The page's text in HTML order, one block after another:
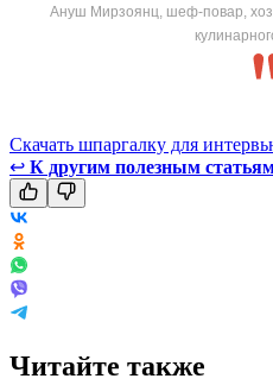
Ануш Мирзоянц, шеф-повар,
Скачать шпаргалку для
↩ К другим полезным
Читайте также